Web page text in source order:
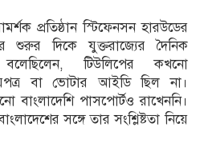
প্রতিষ্ঠান স্টিফেনসন হারউডের
দিকে যুক্তরাজ্যের দৈনিক
বলেছিলেন, টিউলিপের কখনো
বা ভোটার আইডি ছিল না।
বাংলাদেশি পাসপোর্টও রাখেননি।
সঙ্গে তার সংশ্লিষ্টতা নিয়ে